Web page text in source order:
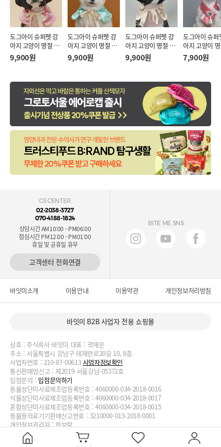
도그아이 슈퍼펫 강
아지 고양이 명절 리
본끈 한복 케이프 핑
크 (M)
9,900원
도그아이 슈퍼펫 강
아지 고양이 명절 리
본끈 한복 케이프 민
트 (M)
9,900원
도그아이 슈퍼펫 강
아지 고양이 명절 리
본끈 한복 케이프 아
이보리 (M)
9,900원
도그아이 슈퍼
아지 고양이
리개 한복 케
랄핑크 (S-XL)
7,900원
CS CENTER
02-2038-3727
070-4188-1824
상담시간 AM10:00 - PM06:00
점심시간 PM12:00 - PM01:00
휴일 및 공휴일 휴무
고객센터 전화연결
BITE ME SNS
바잇미소개 이용안내 이용약관 개인정보처리방침
바잇미 B2B 사업자 전용 쇼핑몰
상호 : 주식회사 바잇미 대표 : 곽재은
주소 : 서울특별시 강남구 테헤란로20길 10, 8층
사업자번호 : 210-87-00613사업자정보확인
통신판매업신고 : 제2019-서울강남-05372호
입점문의 : 입점문의하기
동물성단미사료제조업등록번호 : 4060000-034-2018-0016
식물성단미사료제조업등록번호 : 4060000-034-2018-0017
혼합성단미사료제조업등록번호 : 4060000-034-2018-0015
동물용의료기기판매신고번호 : 3210000-013-2018-0001
개인정보관리자 : 한보람
대표번호 : 02-2038-3727, 070-4188-1824 이메일 :biteme@biteme.co.kr
copyrightⓒ2020 biteme.co.kr. All Rights Reserved.